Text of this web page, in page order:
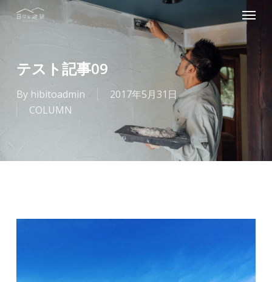
Menu
テスト記事09
By hibitoadmin
2017年5月31日
COLUMN